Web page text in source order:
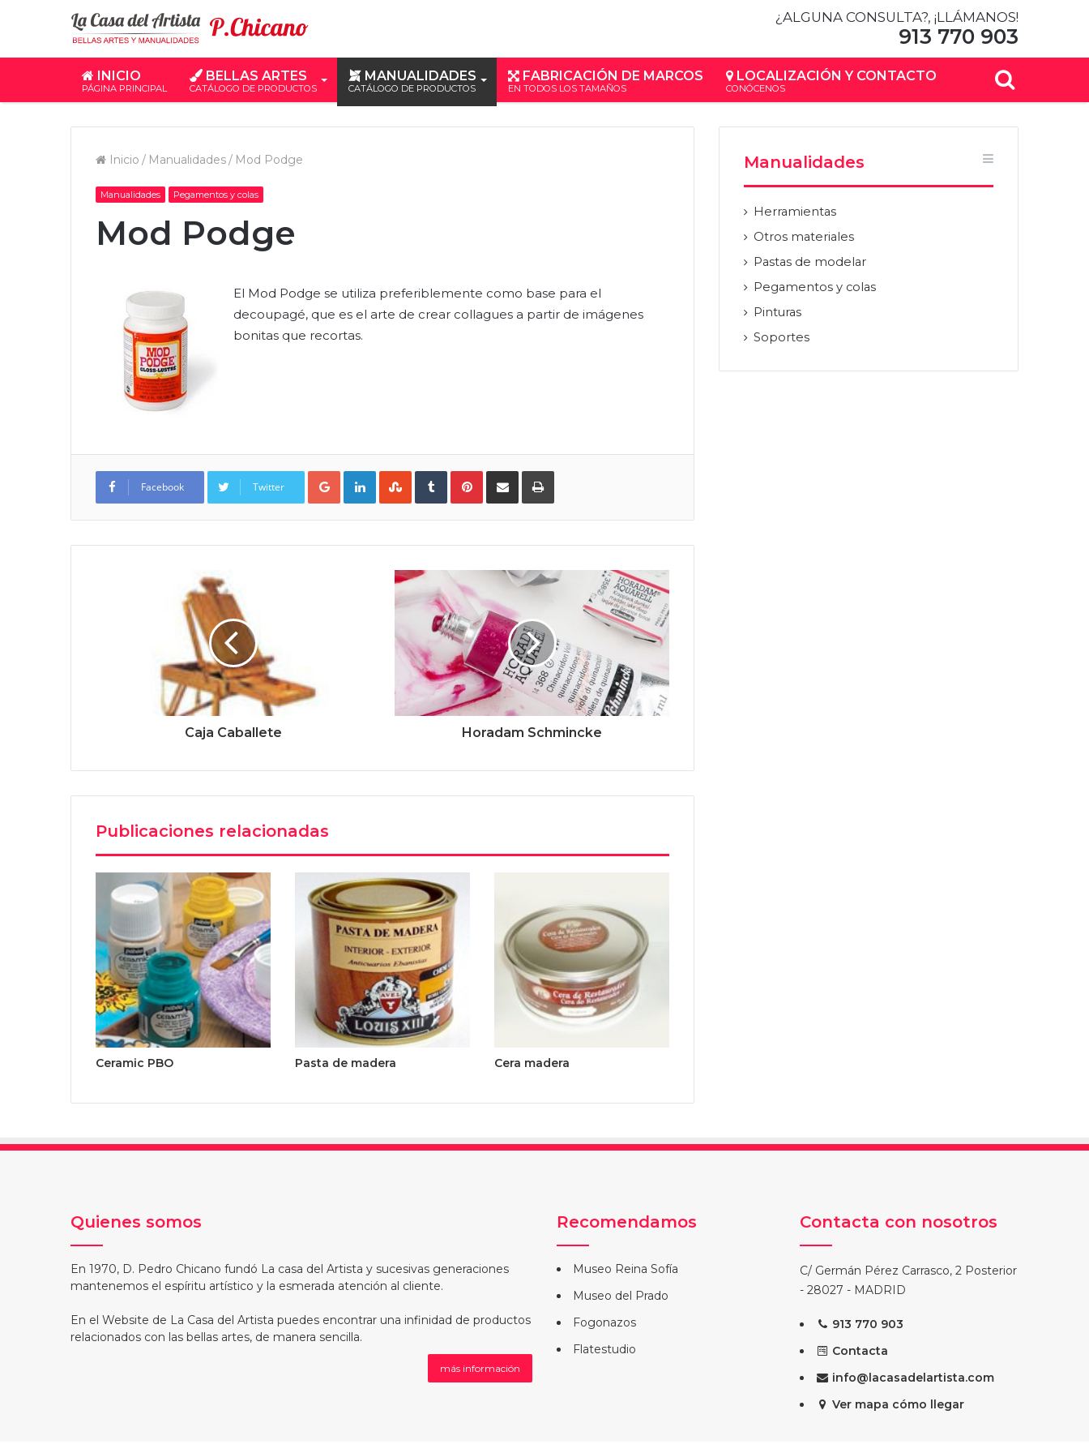
¿ALGUNA CONSULTA?, ¡LLÁMANOS!
913 770 903
INICIO
PÁGINA PRINCIPAL
BELLAS ARTES
CATÁLOGO DE PRODUCTOS
MANUALIDADES
CATÁLOGO DE PRODUCTOS
FABRICACIÓN DE MARCOS
EN TODOS LOS TAMAÑOS
LOCALIZACIÓN Y CONTACTO
CONÓCENOS
Inicio / Manualidades/ Mod Podge
Manualidades Pegamentos y colas
Mod Podge
El Mod Podge se utiliza preferiblemente como base para el
decoupagé, que es el arte de crear collagues a partir de imágenes
bonitas que recortas.
Facebook Twitter
Google+ LinkedIn StumbleUpon Tumblr Pinterest Compartir por correo electrónico
Caja Caballete Horadam Schmincke
Publicaciones relacionadas
Ceramic PBO Pasta de madera Cera madera
Manualidades
Herramientas
Otros materiales
Pastas de modelar
Pegamentos y colas
Pinturas
Soportes
Quienes somos
En 1970, D. Pedro Chicano fundó La casa del Artista y sucesivas generaciones
mantenemos el espíritu artístico y la esmerada atención al cliente.
En el Website de La Casa del Artista puedes encontrar una infinidad de productos
relacionados con las bellas artes, de manera sencilla.
más información
Recomendamos
Museo Reina Sofía
Museo del Prado
Fogonazos
Flatestudio
Contacta con nosotros
C/ Germán Pérez Carrasco, 2 Posterior
- 28027 - MADRID
913 770 903
Contacta
info@lacasadelartista.com
Ver mapa cómo llegar